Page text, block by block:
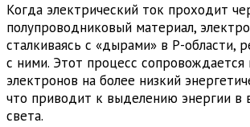
Когда электрический ток проходит
полупроводниковый материал,
сталкиваясь с «дырами» в P-области,
с ними. Этот процесс
электронов на более низкий
что приводит к выделению энергии в
света.